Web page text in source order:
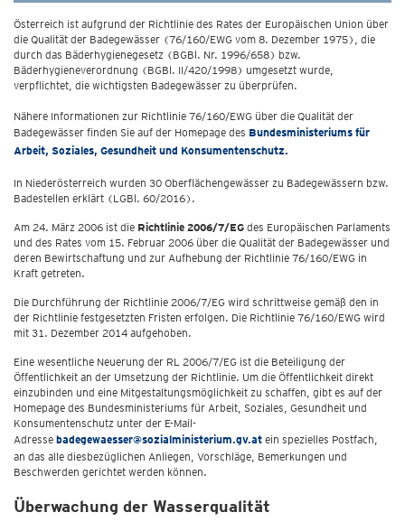
Österreich ist aufgrund der Richtlinie des Rates der Europäischen Union über
die Qualität der Badegewässer (76/160/EWG vom 8. Dezember 1975), die
durch das Bäderhygienegesetz (BGBl. Nr. 1996/658) bzw.
Bäderhygieneverordnung (BGBl. II/420/1998) umgesetzt wurde,
verpflichtet, die wichtigsten Badegewässer zu überprüfen.
Nähere Informationen zur Richtlinie 76/160/EWG über die Qualität der
Badegewässer finden Sie auf der Homepage des Bundesministeriums für
Arbeit, Soziales, Gesundheit und Konsumentenschutz.
In Niederösterreich wurden 30 Oberflächengewässer zu Badegewässern bzw.
Badestellen erklärt (LGBl. 60/2016).
Am 24. März 2006 ist die Richtlinie 2006/7/EG des Europäischen Parlaments
und des Rates vom 15. Februar 2006 über die Qualität der Badegewässer und
deren Bewirtschaftung und zur Aufhebung der Richtlinie 76/160/EWG in
Kraft getreten.
Die Durchführung der Richtlinie 2006/7/EG wird schrittweise gemäß den in
der Richtlinie festgesetzten Fristen erfolgen. Die Richtlinie 76/160/EWG wird
mit 31. Dezember 2014 aufgehoben.
Eine wesentliche Neuerung der RL 2006/7/EG ist die Beteiligung der
Öffentlichkeit an der Umsetzung der Richtlinie. Um die Öffentlichkeit direkt
einzubinden und eine Mitgestaltungsmöglichkeit zu schaffen, gibt es auf der
Homepage des Bundesministeriums für Arbeit, Soziales, Gesundheit und
Konsumentenschutz unter der E-Mail-
Adresse badegewaesser@sozialministerium.gv.at ein spezielles Postfach,
an das alle diesbezüglichen Anliegen, Vorschläge, Bemerkungen und
Beschwerden gerichtet werden können.
Überwachung der Wasserqualität